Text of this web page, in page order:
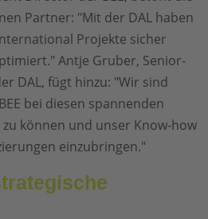
Partner: "Mit der DAL haben
Projekte sicher
Antje Gruber, Senior-
DAL, fügt hinzu: "Wir sind
bei diesen spannenden
können und unser Know-how
einzubringen."